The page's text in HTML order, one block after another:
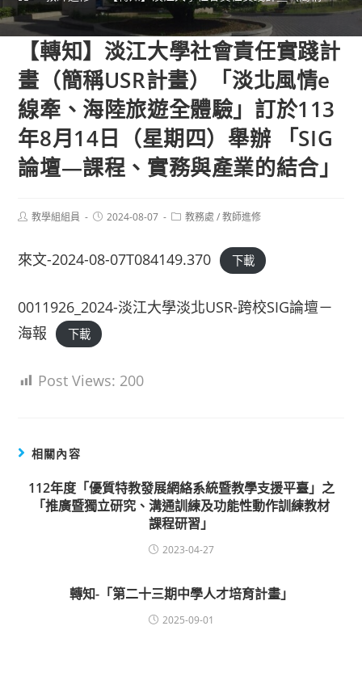
【轉知】淡江大學社會責任實踐計
畫（簡稱USR計畫）「淡北風情e
線牽、海陸旅遊全體驗」訂於113
年8月14日（星期四）舉辦 「SIG
論壇—課程、實務與產業的結合」
Post教學組組員
Post2024-08-07
Post教務處 / 教師進修
來文-2024-08-07T084149.370 下載
0011926_2024-淡江大學淡北USR-跨校SIG論壇－
海報
下載
Post Views: 200
相關內容
112年度「優質特教發展網絡系統暨教學支援平臺」之
「推廣暨獨立研究、溝通訓練及功能性動作訓練教材
課程研習」
2023-04-27
轉知-「第二十三期中學人才培育計畫」
2025-09-01